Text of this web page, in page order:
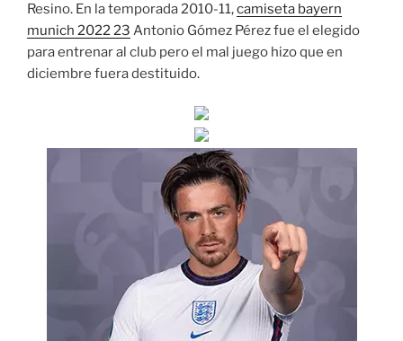
Resino. En la temporada 2010-11,camiseta bayern
munich 2022 23 Antonio Gómez Pérez fue el elegido
para entrenar al club pero el mal juego hizo que en
diciembre fuera destituido.